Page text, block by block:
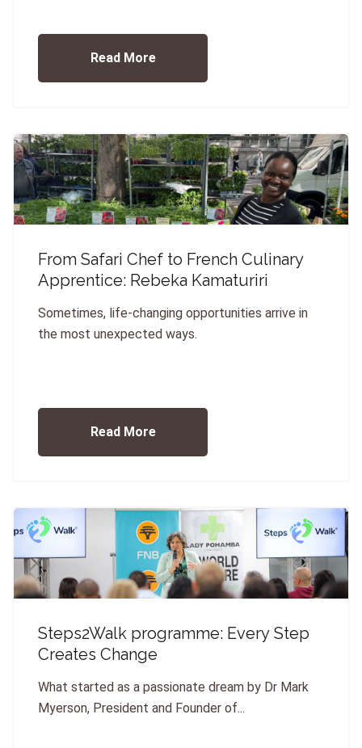
Read More
From Safari Chef to French Culinary
Apprentice: Rebeka Kamaturiri
Sometimes, life-changing opportunities arrive in
the most unexpected ways.
Read More
Steps2Walk programme: Every Step
Creates Change
What started as a passionate dream by Dr Mark
Myerson, President and Founder of...